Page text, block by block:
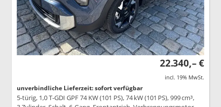
22.340,– €
incl. 19% MwSt.
unverbindliche Lieferzeit: sofort verfügbar
5-türig, 1,0 T-GDI GPF 74 KW (101 PS), 74 kW (101 PS), 999 cm³,